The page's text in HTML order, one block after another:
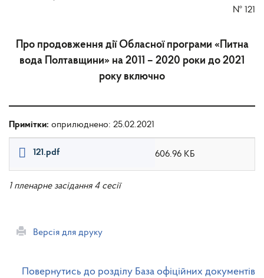
№ 121
Про продовження дії Обласної програми «Питна
вода Полтавщини» на 2011 – 2020 роки до 2021
року включно
Примітки: оприлюднено: 25.02.2021
121.pdf 606.96 КБ
1 пленарне засідання 4 сесії
Версія для друку
Повернутись до розділу База офіційних документів